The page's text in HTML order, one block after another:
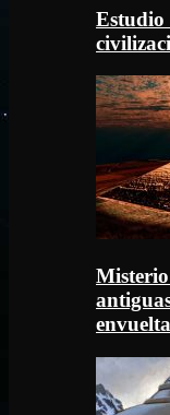
Estudio